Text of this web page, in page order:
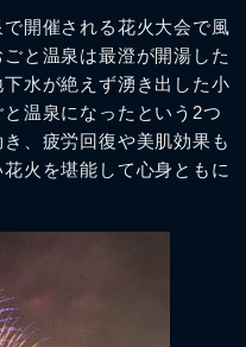
開催される花火大会で風
と温泉は最澄が開湯した
水が絶えず湧き出した小
温泉になったという2つ
、疲労回復や美肌効果も
火を堪能して心身ともに